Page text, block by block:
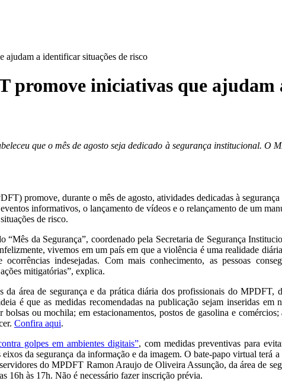
a identificar situações de risco
promove iniciativas que ajudam
que o mês de agosto seja dedicado à segurança institucional. O
promove, durante o mês de agosto, atividades dedicadas à segurança
informativos, o lançamento de vídeos e o relançamento de um
de risco.
“Mês da Segurança”, coordenado pela Secretaria de Segurança
vivemos em um país em que a violência é uma realidade
indesejadas. Com mais conhecimento, as pessoas
mitigatórias”, explica.
da área de segurança e da prática diária dos profissionais do MPDFT,
é que as medidas recomendadas na publicação sejam inseridas
bolsas ou mochila; em estacionamentos, postos de gasolina e
Confira aqui.
golpes em ambientes digitais”, com medidas preventivas para
da segurança da informação e da imagem. O bate-papo virtual
do MPDFT Ramon Araujo de Oliveira Assunção, da área de
16h às 17h. Não é necessário fazer inscrição prévia.